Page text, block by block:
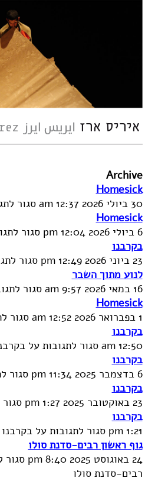
Archive
Homesick
30 ביולי 2026 12:37 am
סגור
Homesick
6 ביולי 2026 12:04 pm
סגור
בקרבנו
23 ביוני 2026 12:49 pm
סגור
לנוע מתוך השבר
16 במאי 2026 9:57 am
סגור
Homesick
1 בפברואר 2026 12:52 am
סגור
בקרבנו
12:50 am
סגור לתגובות על
בקרבנו
6 בדצמבר 2025 11:34 pm
סגור
בקרבנו
23 באוקטובר 2025 1:27 pm
בקרבנו
1:21 pm
סגור לתגובות על בקרבנו
גוף ראשון רבים-סדנת סולו
24 באוגוסט 2025 8:40 pm
סגור
רבים-סדנת סולו